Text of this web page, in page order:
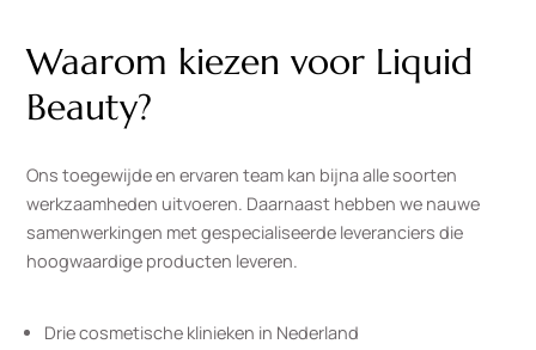
Waarom kiezen voor Liquid
Beauty?
Ons toegewijde en ervaren team kan bijna alle soorten
werkzaamheden uitvoeren. Daarnaast hebben we nauwe
samenwerkingen met gespecialiseerde leveranciers die
hoogwaardige producten leveren.
Drie cosmetische klinieken in Nederland